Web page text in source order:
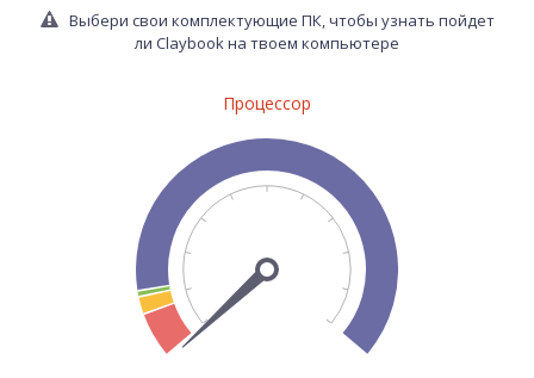
Выбери свои комплектующие ПК, чтобы узнать пойдет
ли Claybook на твоем компьютере
Процессор